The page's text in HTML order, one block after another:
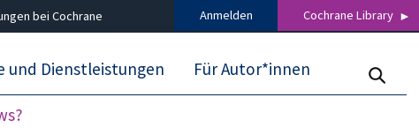
bei Cochrane Anmelden Cochrane Library
und Dienstleistungen Für Autor*innen